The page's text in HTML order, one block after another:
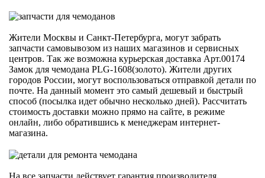
Жители Москвы и Санкт-Петербурга, могут забрать
запчасти самовывозом из наших магазинов и сервисных
центров. Так же возможна курьерская доставка Арт.00174
Замок для чемодана PLG-1608(золото). Жители других
городов России, могут воспользоваться отправкой детали по
почте. На данный момент это самый дешевый и быстрый
способ (посылка идет обычно несколько дней). Рассчитать
стоимость доставки можно прямо на сайте, в режиме
онлайн, либо обратившись к менеджерам интернет-
магазина.
На все запчасти действует гарантия производителя.